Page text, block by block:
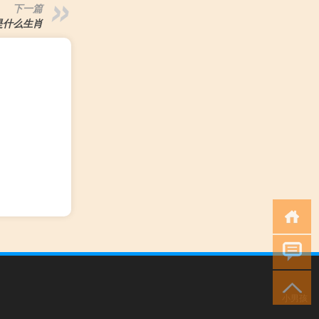
下一篇
么生肖
小男孩